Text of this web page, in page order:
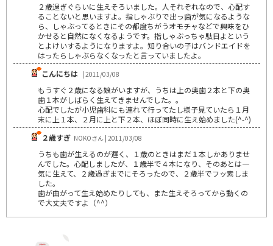
２歳過ぎぐらいに生えそろいました。人それぞれなので、心配す
ることないと思いますよ。指しゃぶりで出っ歯が気になるような
ら、しゃぶってるときにその都度ちがうオモチャなどで興味をひ
かせると自然になくなるようです。指しゃぶっちゃ駄目よという
とよけいするようになりますよ。知り合いの子はバンドエイドを
はったらしゃぶらなくなったと言っていましたよ。
こんにちは | 2011/03/08
もうすぐ２歳になる娘がいますが、うちは上の奥歯２本と下の奥
歯１本がしばらく生えてきませんでした。。
心配でしたが小児歯科にも連れて行ってたし様子見ていたら１月
末に上１本、２月に上と下２本、ほぼ同時に生え始めました(^-^)
２歳すぎ NOKOさん | 2011/03/08
うちも歯が生えるのが遅く、１歳のときはまだ１本しかありませ
んでした。心配しましたが、１歳半で４本になり、そのあとは一
気に生えて、２歳過ぎまでにそろったので、２歳半でフッ素しま
した。
歯が曲がって生え始めたりしても、また生えそろってから動くの
で大丈夫ですよ（^^）